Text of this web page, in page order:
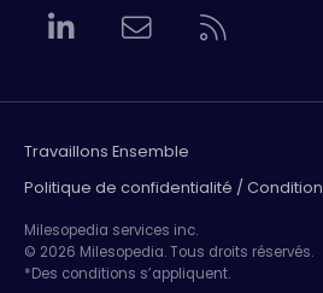
Travaillons Ensemble
Politique de confidentialité /
Milesopedia services inc.
© 2026 Milesopedia. Tous droits réservés.
*Des conditions s’appliquent.